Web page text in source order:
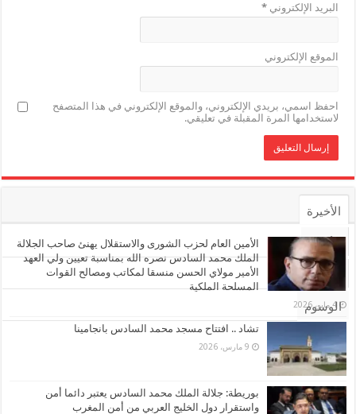
البريد الإلكتروني*
الموقع الإلكتروني
احفظ اسمي، بريدي الإلكتروني، والموقع الإلكتروني في هذا المتصفح
لاستخدامها المرة المقبلة في تعليقي.
الأخيرة
الأشهر
تعليقات
الوسوم
الأمين العام لحزب الشورى والاستقلال يهنئ صاحب الجلالة
الملك محمد السادس نصره الله بمناسبة تعيين ولي العهد
الأمير مولاي الحسن منسقا لمكاتب ومصالح القوات
المسلحة الملكية
4 مايو، 2026
تشاد .. افتتاح مسجد محمد السادس بانجامينا
9 مارس، 2026
بوريطة: جلالة الملك محمد السادس يعتبر دائما أمن
واستقرار دول الخليج العربي من أمن المغرب